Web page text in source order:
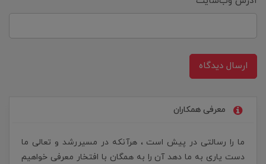
ارسال دیدگاه
معرفی همکاران
ما را رسالتی در پیش است ، هرآنکه در مسیررشد و تعالی ما
دست یاری به ما دهد آن را به همگان با افتخار معرفی خواهیم